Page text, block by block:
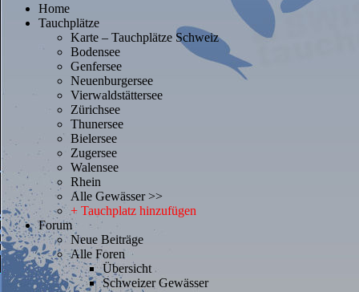
Home
Tauchplätze
Karte – Tauchplätze Schweiz
Bodensee
Genfersee
Neuenburgersee
Vierwaldstättersee
Zürichsee
Thunersee
Bielersee
Zugersee
Walensee
Rhein
Alle Gewässer >>
+ Tauchplatz hinzufügen
Forum
Neue Beiträge
Alle Foren
Übersicht
Schweizer Gewässer